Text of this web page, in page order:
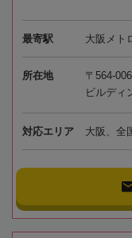
最寄駅 大阪メト
所在地
〒564-
ビルディ
対応エリア 大阪、全